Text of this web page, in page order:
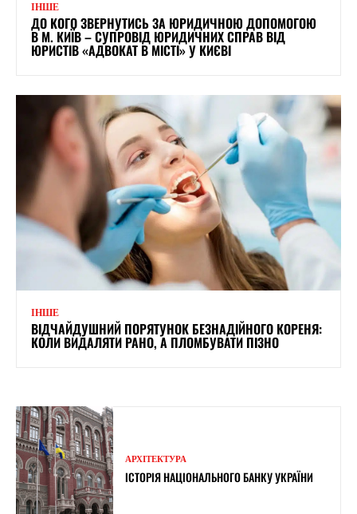
ІНШЕ
ДО КОГО ЗВЕРНУТИСЬ ЗА ЮРИДИЧНОЮ ДОПОМОГОЮ
В М. КИЇВ – СУПРОВІД ЮРИДИЧНИХ СПРАВ ВІД
ЮРИСТІВ «АДВОКАТ В МІСТІ» У КИЄВІ
ІНШЕ
ВІДЧАЙДУШНИЙ ПОРЯТУНОК БЕЗНАДІЙНОГО КОРЕНЯ:
КОЛИ ВИДАЛЯТИ РАНО, А ПЛОМБУВАТИ ПІЗНО
АРХІТЕКТУРА
ІСТОРІЯ НАЦІОНАЛЬНОГО БАНКУ УКРАЇНИ